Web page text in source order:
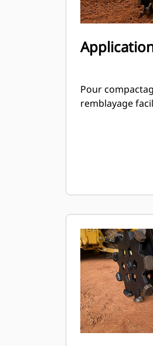
Pour
remblayage